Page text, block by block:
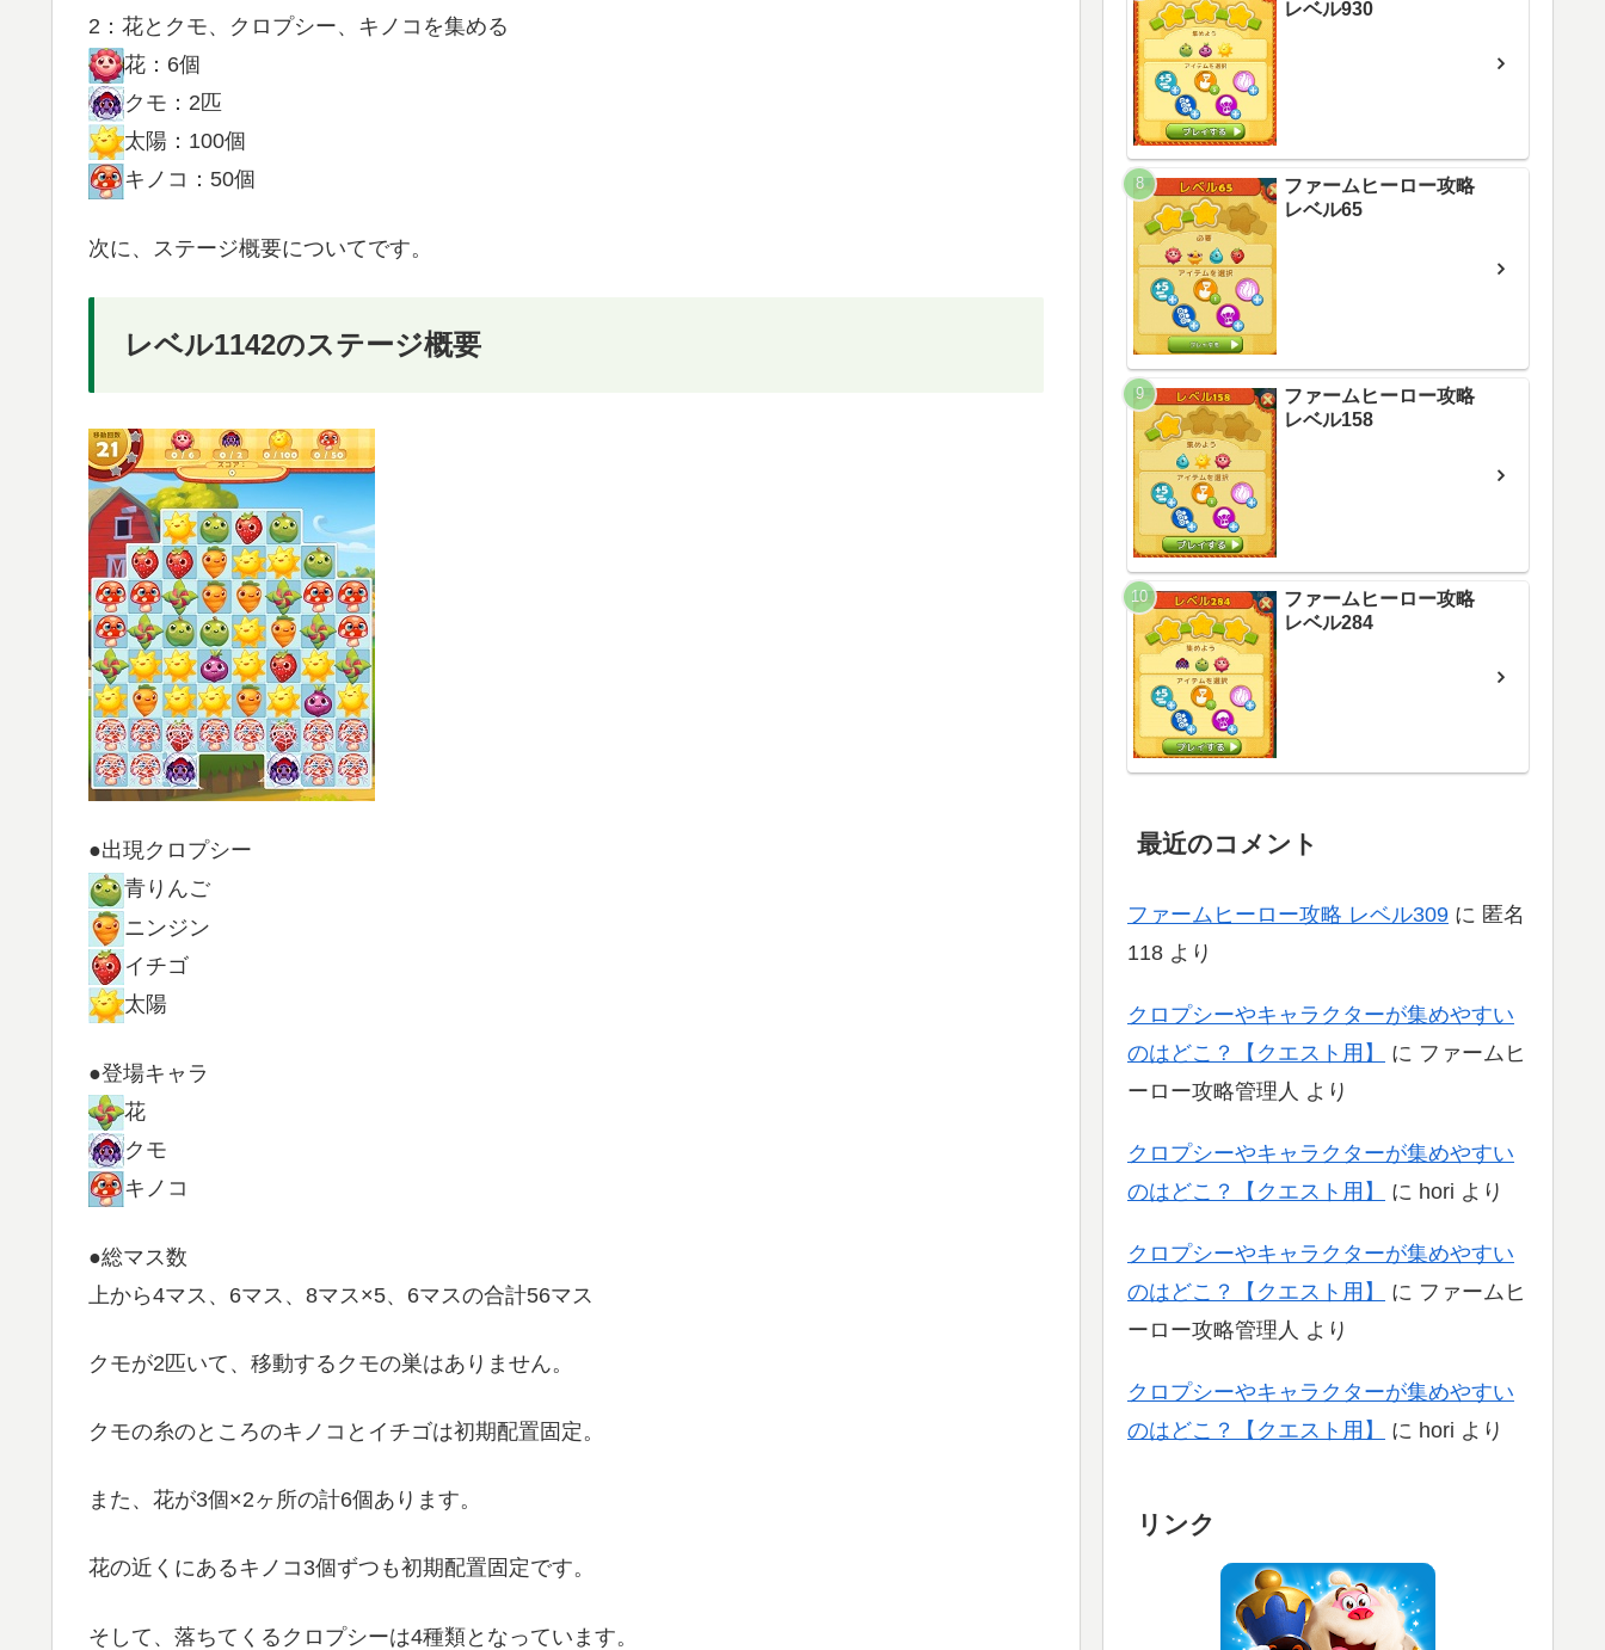
2：花とクモ、クロプシー、キノコを集める
花：6個
クモ：2匹
太陽：100個
キノコ：50個
次に、ステージ概要についてです。
レベル1142のステージ概要
●出現クロプシー
青りんご
ニンジン
イチゴ
太陽
●登場キャラ
花
クモ
キノコ
●総マス数
上から4マス、6マス、8マス×5、6マスの合計56マス
クモが2匹いて、移動するクモの巣はありません。
クモの糸のところのキノコとイチゴは初期配置固定。
また、花が3個×2ヶ所の計6個あります。
花の近くにあるキノコ3個ずつも初期配置固定です。
そして、落ちてくるクロプシーは4種類となっています。
レベル930
ファームヒーロー攻略
レベル65
ファームヒーロー攻略
レベル158
ファームヒーロー攻略
レベル284
最近のコメント
ファームヒーロー攻略 レベル309 に 匿名
118 より
クロプシーやキャラクターが集めやすい
のはどこ？【クエスト用】
に ファームヒ
ーロー攻略管理人 より
クロプシーやキャラクターが集めやすい
のはどこ？【クエスト用】
に hori より
クロプシーやキャラクターが集めやすい
のはどこ？【クエスト用】
に ファームヒ
ーロー攻略管理人 より
クロプシーやキャラクターが集めやすい
のはどこ？【クエスト用】
に hori より
リンク